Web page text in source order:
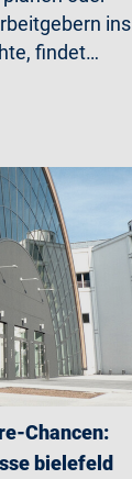
ins
findet…
Chancen:
bielefeld